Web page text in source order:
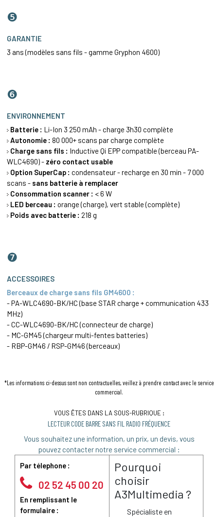
❺
GARANTIE
3 ans (modèles sans fils - gamme Gryphon 4600)
❻
ENVIRONNEMENT
Batterie : Li-Ion 3 250 mAh - charge 3h30 complète
Autonomie : 80 000+ scans par charge complète
Charge sans fils : Inductive Qi EPP compatible (berceau PA-
WLC4690) - zéro contact usable
Option SuperCap : condensateur - recharge en 30 min - 7 000
scans - sans batterie à remplacer
Consommation scanner : < 6 W
LED berceau : orange (charge), vert stable (complète)
Poids avec batterie : 218 g
❼
ACCESSOIRES
Berceaux de charge sans fils GM4600 :
- PA-WLC4690-BK/HC (base STAR charge + communication 433
MHz)
- CC-WLC4690-BK/HC (connecteur de charge)
- MC-GM45 (chargeur multi-fentes batteries)
- RBP-GM46 / RSP-GM46 (berceaux)
*Les informations ci-dessus sont non contractuelles, veillez à prendre contact avec le service
commercial.
VOUS ÊTES DANS LA SOUS-RUBRIQUE :
LECTEUR CODE BARRE SANS FIL RADIO FRÉQUENCE
Vous souhaitez une information, un prix, un devis, vous
pouvez contacter notre service commercial :
Par télephone :
02 52 45 00 20
En remplissant le
formulaire :
Pourquoi
choisir
A3Multimedia ?
Spécialiste en